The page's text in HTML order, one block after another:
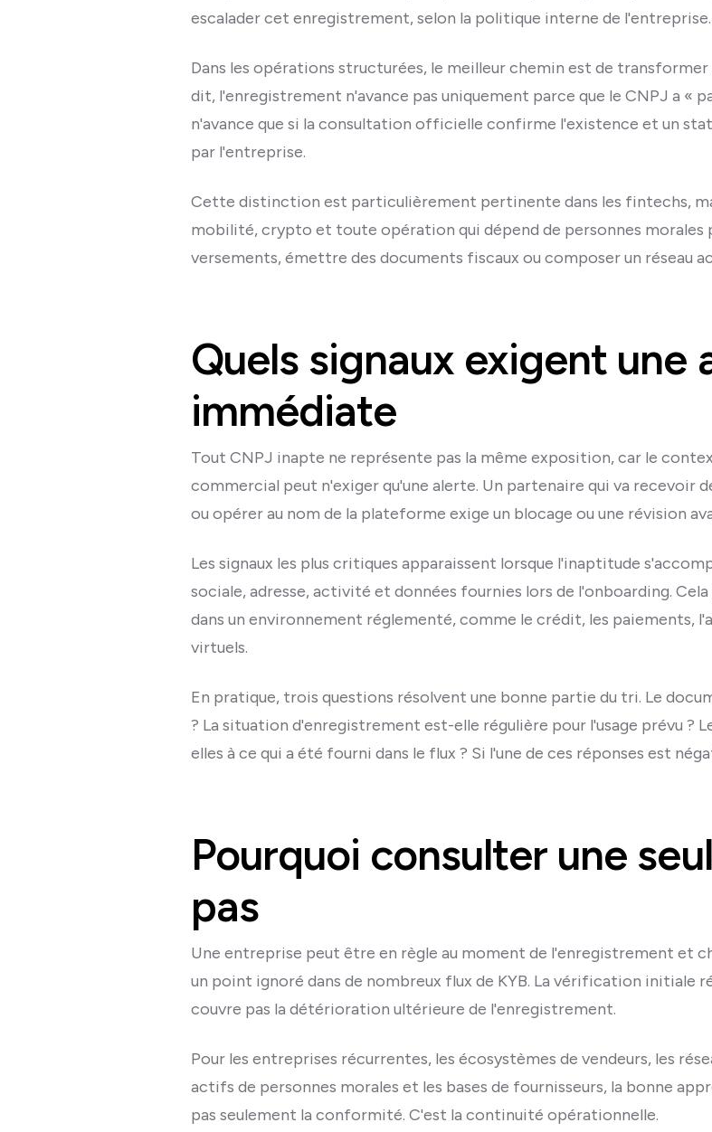
escalader cet enregistrement, selon la politique interne de l'entreprise.
Dans les opérations structurées, le meilleur chemin est de
dit, l'enregistrement n'avance pas uniquement parce que le CNPJ a «
n'avance que si la consultation officielle confirme l'existence et un
par l'entreprise.
Cette distinction est particulièrement pertinente dans les fintechs,
mobilité, crypto et toute opération qui dépend de personnes morales
versements, émettre des documents fiscaux ou composer un réseau
Quels signaux exigent une
immédiate
Tout CNPJ inapte ne représente pas la même exposition, car le
commercial peut n'exiger qu'une alerte. Un partenaire qui va recevoir
ou opérer au nom de la plateforme exige un blocage ou une révision
Les signaux les plus critiques apparaissent lorsque l'inaptitude
sociale, adresse, activité et données fournies lors de l'onboarding.
dans un environnement réglementé, comme le crédit, les paiements,
virtuels.
En pratique, trois questions résolvent une bonne partie du tri. Le
? La situation d'enregistrement est-elle régulière pour l'usage prévu ?
elles à ce qui a été fourni dans le flux ? Si l'une de ces réponses est
Pourquoi consulter une
pas
Une entreprise peut être en règle au moment de l'enregistrement et
un point ignoré dans de nombreux flux de KYB. La vérification initiale
couvre pas la détérioration ultérieure de l'enregistrement.
Pour les entreprises récurrentes, les écosystèmes de vendeurs, les
actifs de personnes morales et les bases de fournisseurs, la bonne
pas seulement la conformité. C'est la continuité opérationnelle.